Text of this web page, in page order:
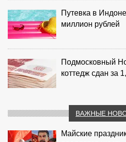
Путевка в
миллион рублей
Подмосковный
коттедж сдан за
ВАЖНЫЕ
Майские